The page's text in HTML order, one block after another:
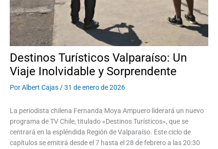
Destinos Turísticos Valparaíso: Un
Viaje Inolvidable y Sorprendente
PorAlbert Cajas /31 de enero de 2026
La periodista chilena Fernanda Moya Ampuero liderará un nuevo
programa de TV Chile, titulado «Destinos Turísticos», que se
centrará en la espléndida Región de Valparaíso. Este ciclo de
capítulos se emitirá desde el 7 hasta el 28 de febrero a las 20:30